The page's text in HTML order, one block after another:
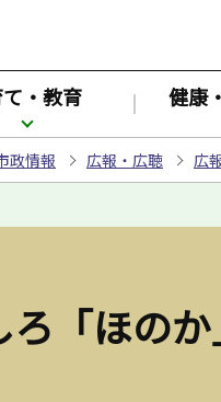
・教育 健康
政情報 広報・広聴 広
ろ「ほの